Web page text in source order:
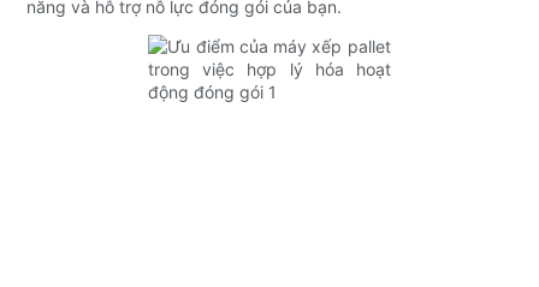
năng và hỗ trợ nỗ lực đóng gói của bạn.